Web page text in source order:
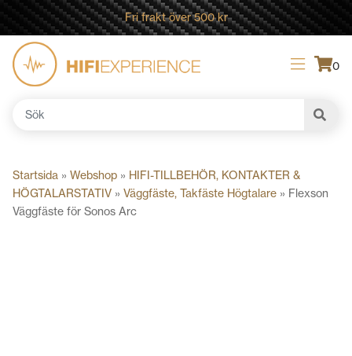
Fri frakt över 500 kr
0
Sök
Startsida » Webshop » HIFI-TILLBEHÖR, KONTAKTER &
HÖGTALARSTATIV » Väggfäste, Takfäste Högtalare » Flexson
Väggfäste för Sonos Arc